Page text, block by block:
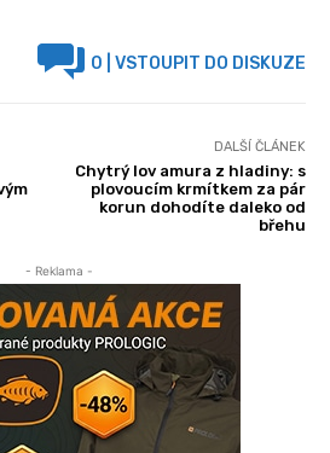
0 | VSTOUPIT DO DISKUZE
DALŠÍ ČLÁNEK
Chytrý lov amura z hladiny: s
plovoucím krmítkem za pár
korun dohodíte daleko od
břehu
- Reklama -